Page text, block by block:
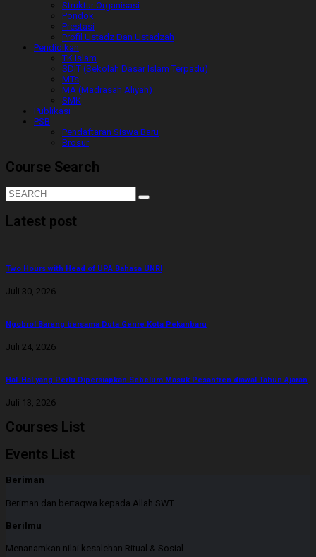
Struktur Organisasi
Pondok
Prestasi
Profil Ustadz Dan Ustadzah
Pendidikan
TK Islam
SDIT (Sekolah Dasar Islam Terpadu)
MTs
MA (Madrasah Aliyah)
SMK
Publikasi
PSB
Pendaftaran Siswa Baru
Brosur
Course Search
Latest post
Two Hours with Head of UPA Bahasa UNRI
Juli 30, 2026
Ngobrol Bareng bersama Duta Genre Kota Pekanbaru
Juli 24, 2026
Hal-Hal yang Perlu Dipersiapkan Sebelum Masuk Pesantren diawal Tahun Ajaran
Juli 13, 2026
Courses List
Events List
Beriman
Beriman dan bertaqwa kepada Allah SWT.
Berilmu
Menanamkan nilai kesalehan Ritual & Sosial